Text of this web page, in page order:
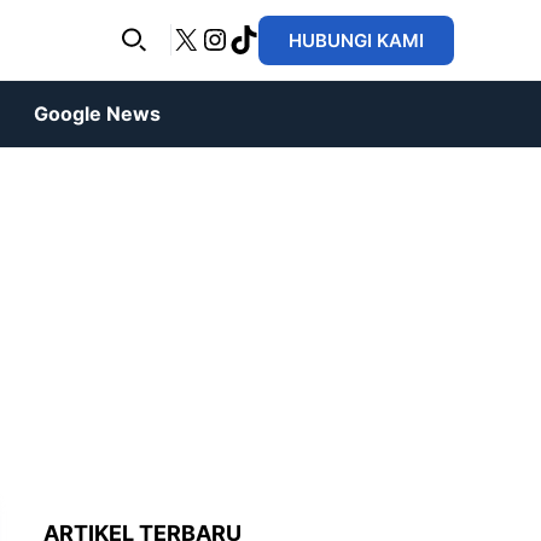
X Instagram
TikTokHUBUNGI KAMI
Google News
ARTIKEL TERBARU